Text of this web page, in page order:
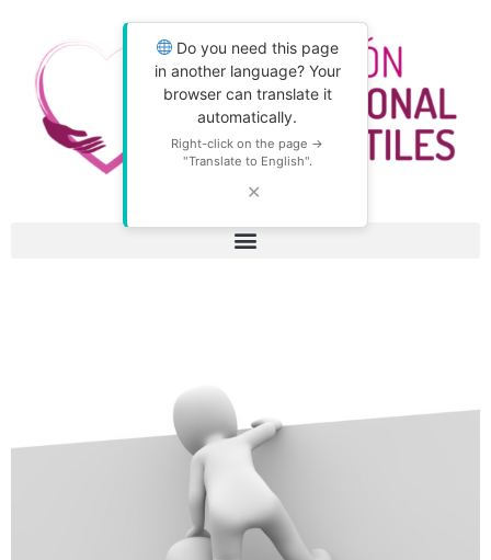
Do you need this page
in another language? Your
browser can translate it
automatically.
Right-click on the page →
"Translate to English".
✕